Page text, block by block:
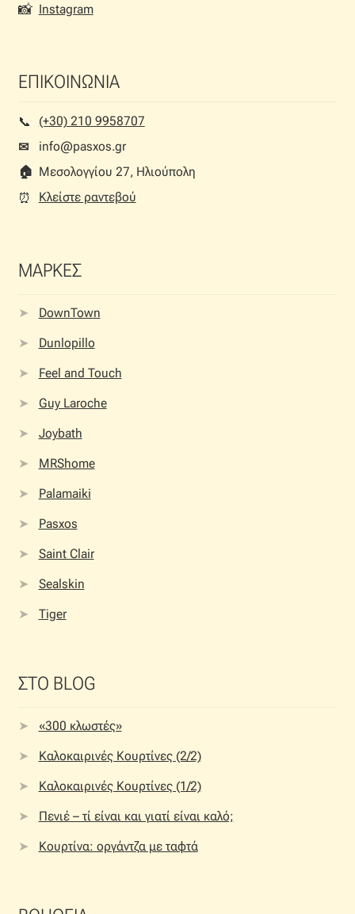
📸 Instagram
ΕΠΙΚΟΙΝΩΝΙΑ
📞︎
(+30) 210 9958707
✉
info@pasxos.gr
🏠︎ Μεσολογγίου 27, Ηλιούπολη
⏰︎
Κλείστε ραντεβού
ΜΑΡΚΕΣ
DownTown
Dunlopillo
Feel and Touch
Guy Laroche
Joybath
MRShome
Palamaiki
Pasxos
Saint Clair
Sealskin
Tiger
ΣΤΟ BLOG
«300 κλωστές»
Καλοκαιρινές Κουρτίνες (2/2)
Καλοκαιρινές Κουρτίνες (1/2)
Πενιέ – τί είναι και γιατί είναι καλό;
Κουρτίνα: οργάντζα με ταφτά